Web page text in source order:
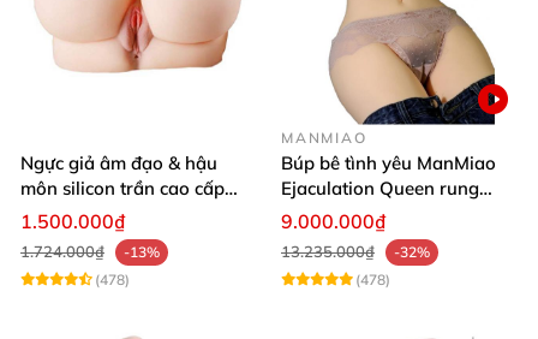
Ngực giả âm đạo & hậu
môn silicon trần cao cấp
mềm mịn - Man
Mastuebator 3kg
1.500.000₫
1.724.000₫
-13%
(478)
MANMIAO
Búp bê tình yêu ManMiao
Ejaculation Queen rung
cảm biến sưởi ấm phun
nước thông minh
9.000.000₫
13.235.000₫
-32%
(478)